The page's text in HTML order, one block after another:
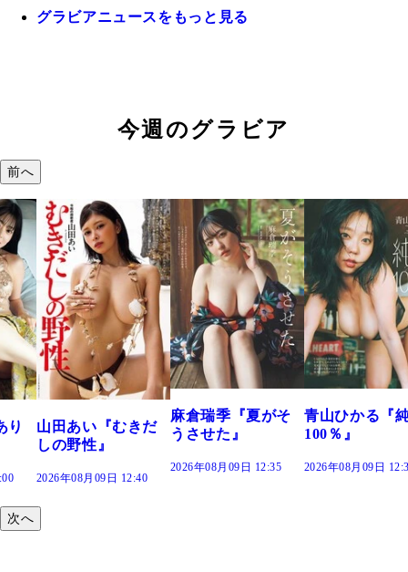
グラビアニュースをもっと見る
今週のグラビア
前へ
だ
麻倉瑞季『夏がそ
うさせた』
青山ひかる『純度
100％』
2026年08月09日 12:30
溝端 葵『もう
つの、あおい
で。』
2026年08月09日
次へ